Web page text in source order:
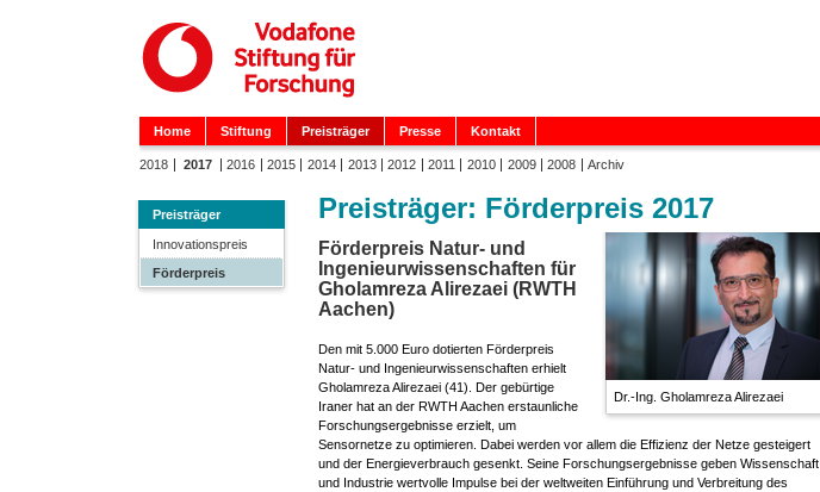
Home Stiftung Preisträger Presse Kontakt
2018 2017 2016 2015 2014 2013 2012 2011 2010 2009 2008 Archiv
Preisträger
Innovationspreis
Förderpreis
Preisträger: Förderpreis 2017
Dr.-Ing. Gholamreza Alirezaei
Förderpreis Natur- und
Ingenieurwissenschaften für
Gholamreza Alirezaei (RWTH
Aachen)
Den mit 5.000 Euro dotierten Förderpreis
Natur- und Ingenieurwissenschaften erhielt
Gholamreza Alirezaei (41). Der gebürtige
Iraner hat an der RWTH Aachen erstaunliche
Forschungsergebnisse erzielt, um
Sensornetze zu optimieren. Dabei werden vor allem die Effizienz der Netze gesteigert
und der Energieverbrauch gesenkt. Seine Forschungsergebnisse geben Wissenschaft
und Industrie wertvolle Impulse bei der weltweiten Einführung und Verbreitung des